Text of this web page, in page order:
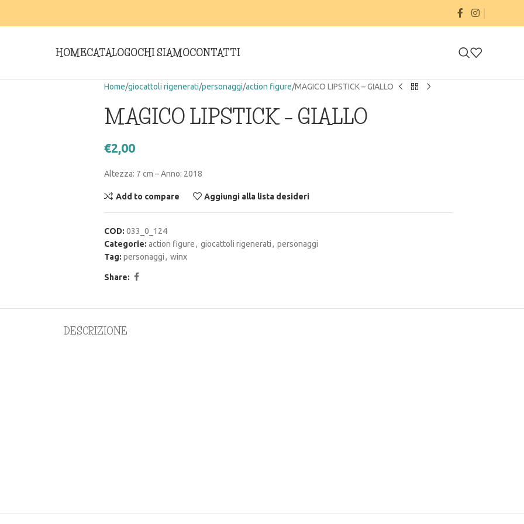
HOMECATALOGOCHI SIAMOCONTATTI
Home giocattoli rigenerati personaggi action figure MAGICO LIPSTICK – GIALLO
MAGICO LIPSTICK – GIALLO
€2,00
Altezza: 7 cm – Anno: 2018
Add to compare Aggiungi alla lista desideri
COD: 033_0_124
Categorie: action figure, giocattoli rigenerati, personaggi
Tag: personaggi, winx
Share:
DESCRIZIONE